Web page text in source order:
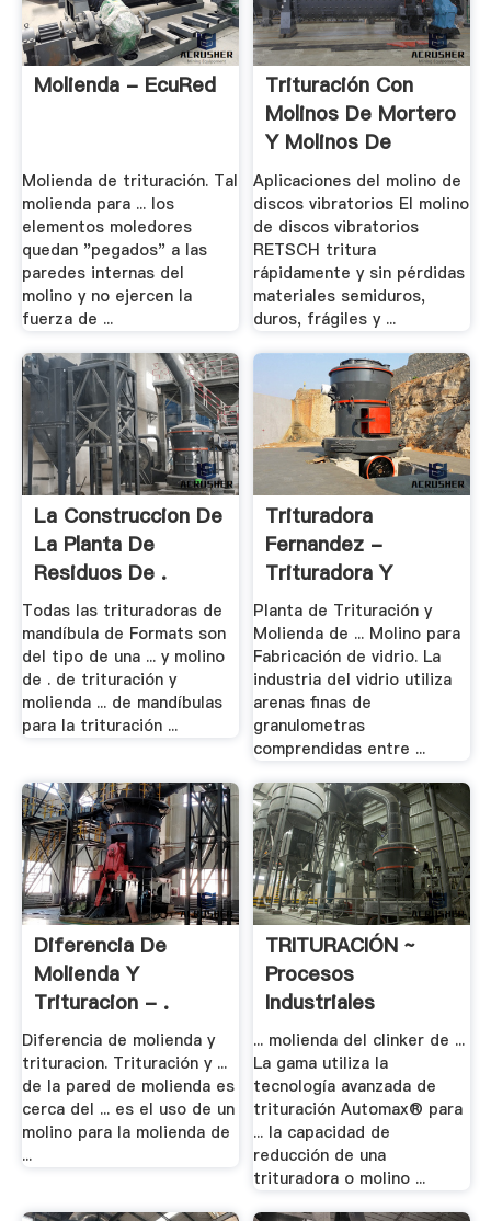
Molienda - EcuRed
Molienda de trituración. Tal
molienda para ... los
elementos moledores
quedan "pegados" a las
paredes internas del
molino y no ejercen la
fuerza de ...
Trituración Con
Molinos De Mortero
Y Molinos De
Discos
Aplicaciones del molino de
discos vibratorios El molino
de discos vibratorios
RETSCH tritura
rápidamente y sin pérdidas
materiales semiduros,
duros, frágiles y ...
La Construccion De
La Planta De
Residuos De .
Todas las trituradoras de
mandíbula de Formats son
del tipo de una ... y molino
de . de trituración y
molienda ... de mandíbulas
para la trituración ...
Trituradora
Fernandez -
Trituradora Y
Molino Para .
Planta de Trituración y
Molienda de ... Molino para
Fabricación de vidrio. La
industria del vidrio utiliza
arenas finas de
granulometras
comprendidas entre ...
Diferencia De
Molienda Y
Trituracion - .
Diferencia de molienda y
trituracion. Trituración y ...
de la pared de molienda es
cerca del ... es el uso de un
molino para la molienda de
...
TRITURACIÓN ~
Procesos
Industriales
... molienda del clinker de ...
La gama utiliza la
tecnología avanzada de
trituración Automax® para
... la capacidad de
reducción de una
trituradora o molino ...